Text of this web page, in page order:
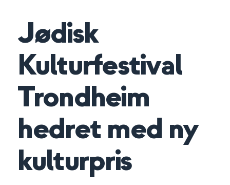
Jødisk
Kulturfestival
Trondheim
hedret med ny
kulturpris